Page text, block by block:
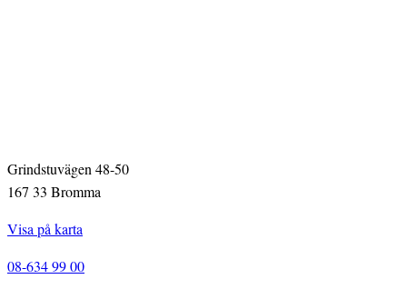
Grindstuvägen 48-50
167 33 Bromma
Visa på karta
08-634 99 00